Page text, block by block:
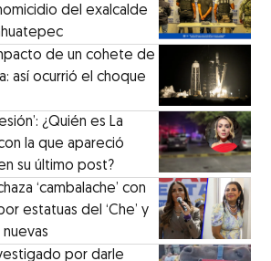
del exalcalde
de un cohete de
así ocurrió el choque
¿Quién es La
la que apareció
su último post?
‘cambalache’ con
estatuas del ‘Che’ y
nuevas
por darle